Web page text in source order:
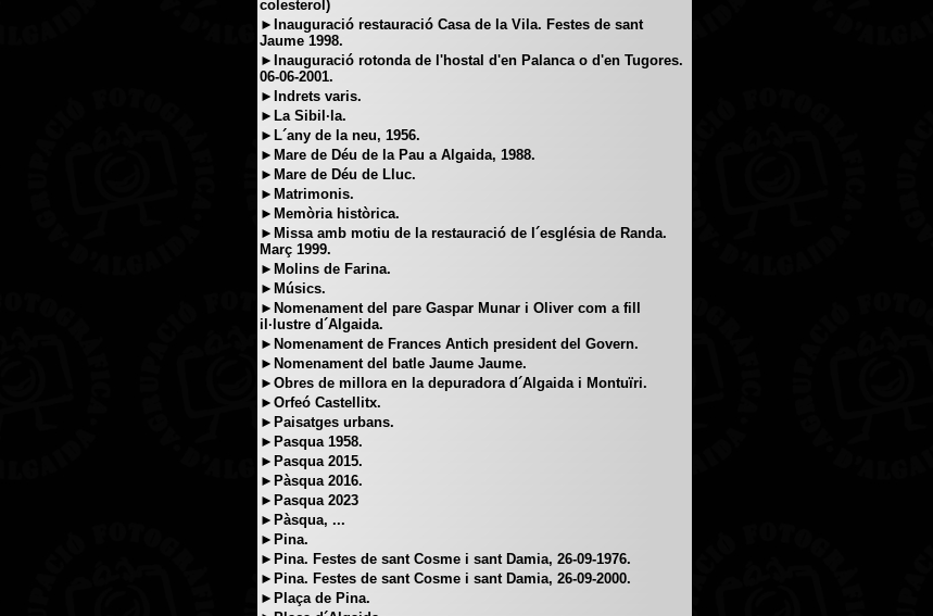
colesterol)
►Inauguració restauració Casa de la Vila. Festes de sant
Jaume 1998.
►Inauguració rotonda de l'hostal d'en Palanca o d'en Tugores.
06-06-2001.
►Indrets varis.
►La Sibil·la.
►L´any de la neu, 1956.
►Mare de Déu de la Pau a Algaida, 1988.
►Mare de Déu de Lluc.
►Matrimonis.
►Memòria històrica.
►Missa amb motiu de la restauració de l´església de Randa.
Març 1999.
►Molins de Farina.
►Músics.
►Nomenament del pare Gaspar Munar i Oliver com a fill
il·lustre d´Algaida.
►Nomenament de Frances Antich president del Govern.
►Nomenament del batle Jaume Jaume.
►Obres de millora en la depuradora d´Algaida i Montuïri.
►Orfeó Castellitx.
►Paisatges urbans.
►Pasqua 1958.
►Pasqua 2015.
►Pàsqua 2016.
►Pasqua 2023
►Pàsqua, ...
►Pina.
►Pina. Festes de sant Cosme i sant Damia, 26-09-1976.
►Pina. Festes de sant Cosme i sant Damia, 26-09-2000.
►Plaça de Pina.